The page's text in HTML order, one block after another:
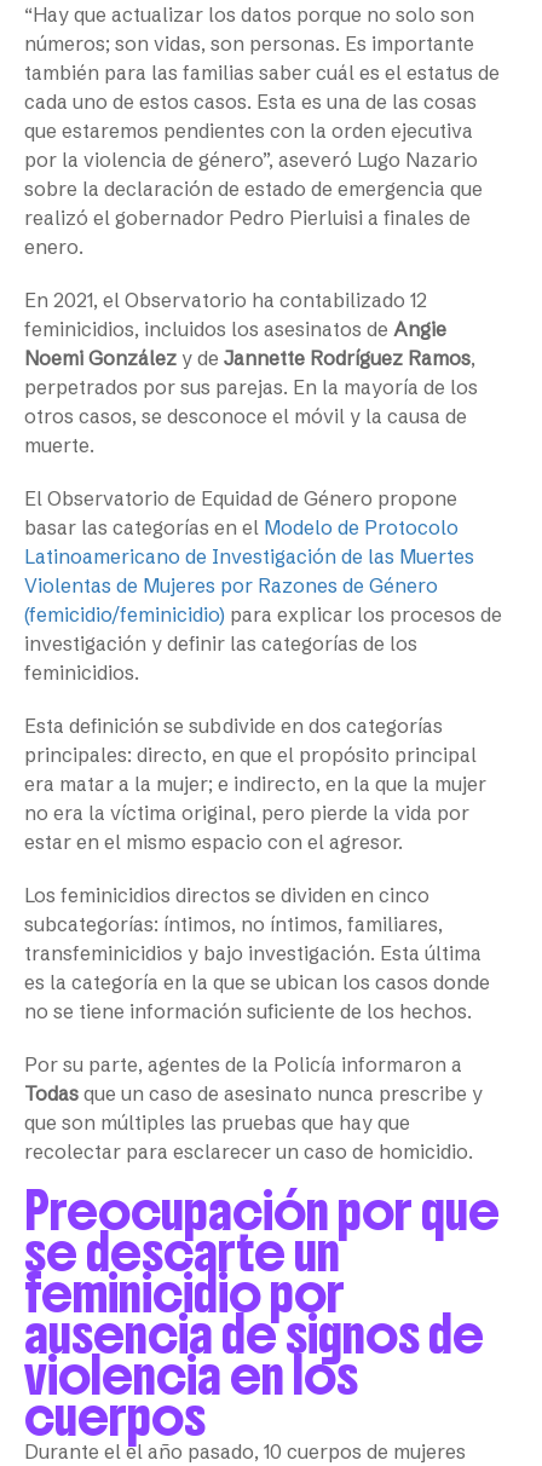
“Hay que actualizar los datos porque no solo son
números; son vidas, son personas. Es importante
también para las familias saber cuál es el estatus de
cada uno de estos casos. Esta es una de las cosas
que estaremos pendientes con la orden ejecutiva
por la violencia de género”, aseveró Lugo Nazario
sobre la declaración de estado de emergencia que
realizó el gobernador Pedro Pierluisi a finales de
enero.
En 2021, el Observatorio ha contabilizado 12
feminicidios, incluidos los asesinatos de Angie
Noemi González y de Jannette Rodríguez Ramos,
perpetrados por sus parejas. En la mayoría de los
otros casos, se desconoce el móvil y la causa de
muerte.
El Observatorio de Equidad de Género propone
basar las categorías en el Modelo de Protocolo
Latinoamericano de Investigación de las Muertes
Violentas de Mujeres por Razones de Género
(femicidio/feminicidio) para explicar los procesos de
investigación y definir las categorías de los
feminicidios.
Esta definición se subdivide en dos categorías
principales: directo, en que el propósito principal
era matar a la mujer; e indirecto, en la que la mujer
no era la víctima original, pero pierde la vida por
estar en el mismo espacio con el agresor.
Los feminicidios directos se dividen en cinco
subcategorías: íntimos, no íntimos, familiares,
transfeminicidios y bajo investigación. Esta última
es la categoría en la que se ubican los casos donde
no se tiene información suficiente de los hechos.
Por su parte, agentes de la Policía informaron a
Todas que un caso de asesinato nunca prescribe y
que son múltiples las pruebas que hay que
recolectar para esclarecer un caso de homicidio.
Preocupación por que
se descarte un
feminicidio por
ausencia de signos de
violencia en los
cuerpos
Durante el el año pasado, 10 cuerpos de mujeres